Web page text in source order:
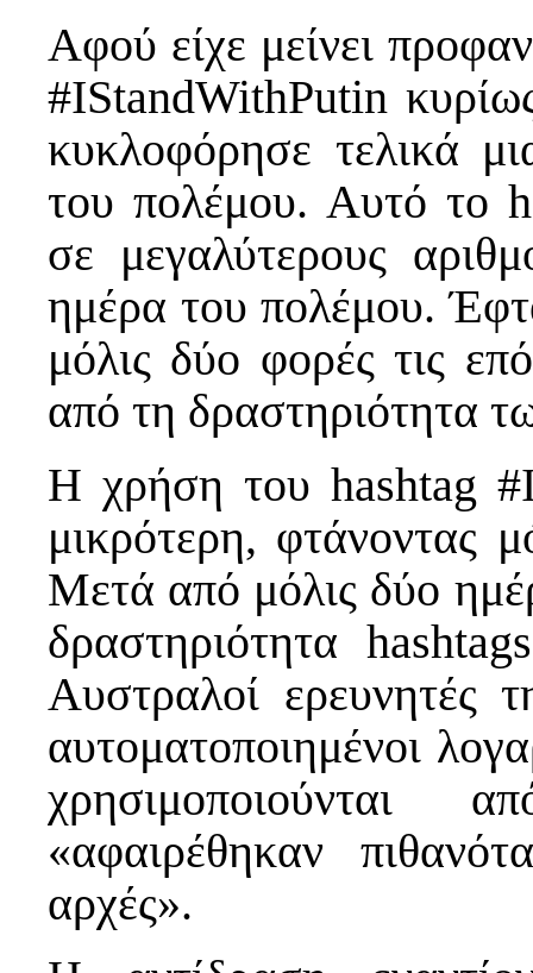
Αφού είχε μείνει
#IStandWithPutin
κυκλοφόρησε τελικά
του πολέμου. Αυτό το
σε μεγαλύτερους
ημέρα του πολέμου.
μόλις δύο φορές τις
από τη δραστηριότητα
Η χρήση του hashtag
μικρότερη, φτάνοντας
Μετά από μόλις δύο
δραστηριότητα
Αυστραλοί ερευνητές
αυτοματοποιημένοι
χρησιμοποιούνται
«αφαιρέθηκαν
αρχές».